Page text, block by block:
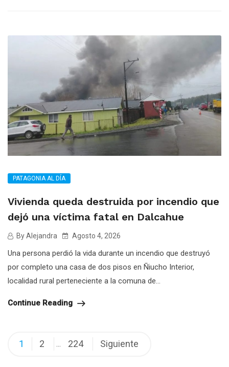
PATAGONIA AL DÍA
Vivienda queda destruida por incendio que
dejó una víctima fatal en Dalcahue
By Alejandra Agosto 4, 2026
Una persona perdió la vida durante un incendio que destruyó
por completo una casa de dos pisos en Ñiucho Interior,
localidad rural perteneciente a la comuna de...
Continue Reading
Navegación
1 2 … 224 Siguiente